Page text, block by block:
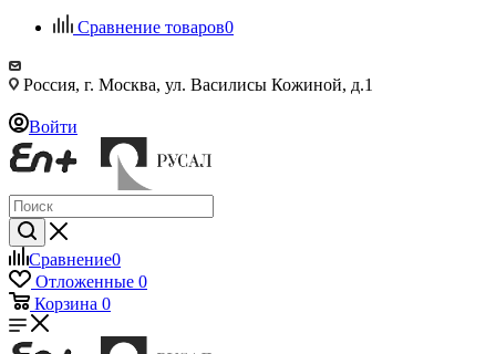
Сравнение товаров0
Россия, г. Москва, ул. Василисы Кожиной, д.1
Войти
Сравнение0
Отложенные 0
Корзина 0